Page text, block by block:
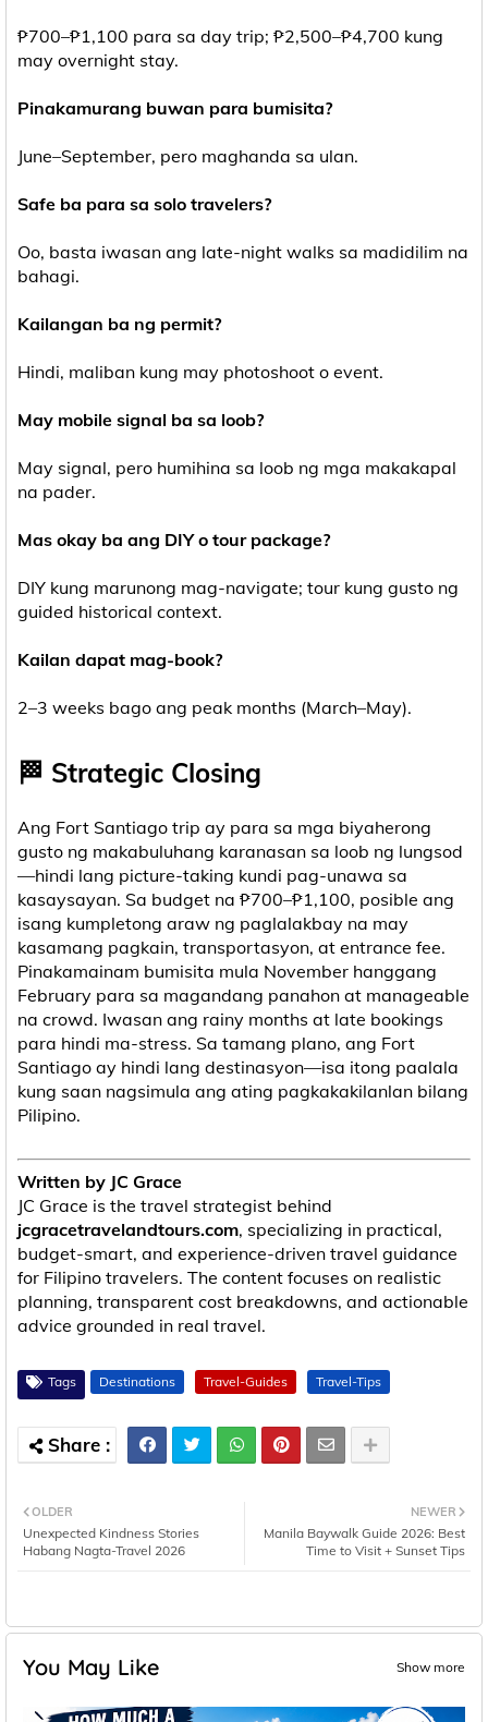
₱700–₱1,100 para sa day trip; ₱2,500–₱4,700 kung
may overnight stay.
Pinakamurang buwan para bumisita?
June–September, pero maghanda sa ulan.
Safe ba para sa solo travelers?
Oo, basta iwasan ang late-night walks sa madidilim na
bahagi.
Kailangan ba ng permit?
Hindi, maliban kung may photoshoot o event.
May mobile signal ba sa loob?
May signal, pero humihina sa loob ng mga makakapal
na pader.
Mas okay ba ang DIY o tour package?
DIY kung marunong mag-navigate; tour kung gusto ng
guided historical context.
Kailan dapat mag-book?
2–3 weeks bago ang peak months (March–May).
🏁 Strategic Closing
Ang Fort Santiago trip ay para sa mga biyaherong
gusto ng makabuluhang karanasan sa loob ng lungsod
—hindi lang picture-taking kundi pag-unawa sa
kasaysayan. Sa budget na ₱700–₱1,100, posible ang
isang kumpletong araw ng paglalakbay na may
kasamang pagkain, transportasyon, at entrance fee.
Pinakamainam bumisita mula November hanggang
February para sa magandang panahon at manageable
na crowd. Iwasan ang rainy months at late bookings
para hindi ma-stress. Sa tamang plano, ang Fort
Santiago ay hindi lang destinasyon—isa itong paalala
kung saan nagsimula ang ating pagkakakilanlan bilang
Pilipino.
Written by JC Grace
JC Grace is the travel strategist behind
jcgracetravelandtours.com, specializing in practical,
budget-smart, and experience-driven travel guidance
for Filipino travelers. The content focuses on realistic
planning, transparent cost breakdowns, and actionable
advice grounded in real travel.
Tags Destinations Travel-Guides Travel-Tips
NEWER
Manila Baywalk Guide 2026: Best
Time to Visit + Sunset Tips
OLDER
Unexpected Kindness Stories
Habang Nagta-Travel 2026
You May Like Show more